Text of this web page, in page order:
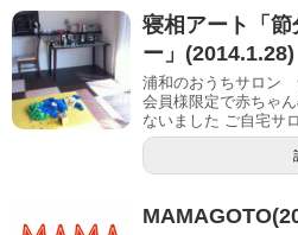
寝相アート「
ー」(2014.1.28)
浦和のおうちサロン
会員様限定で赤ちゃ
ないました ご自宅サ